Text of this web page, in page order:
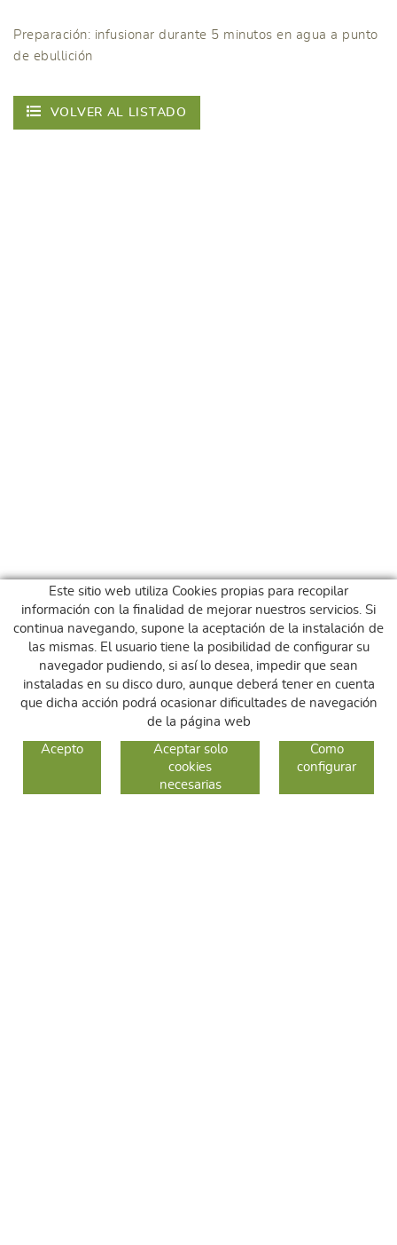
Preparación: infusionar durante 5 minutos en agua a punto
de ebullición
VOLVER AL LISTADO
CAMBIOS Y DEVOLUCIONES
Este sitio web utiliza Cookies propias para recopilar
información con la finalidad de mejorar nuestros servicios. Si
continua navegando, supone la aceptación de la instalación de
las mismas. El usuario tiene la posibilidad de configurar su
navegador pudiendo, si así lo desea, impedir que sean
instaladas en su disco duro, aunque deberá tener en cuenta
que dicha acción podrá ocasionar dificultades de navegación
de la página web
Acepto
Aceptar solo
cookies
necesarias
Como
configurar